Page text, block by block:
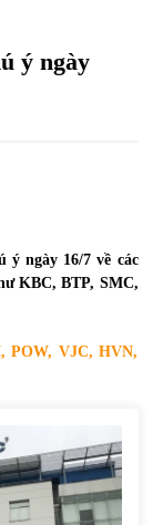
nhiều nhất tháng
nhiều nhất tháng
ròng 28,7 tỷ đồng
Hoá
ý ngày
ý ngày 16/7 về các
KBC, BTP, SMC,
POW, VJC, HVN,